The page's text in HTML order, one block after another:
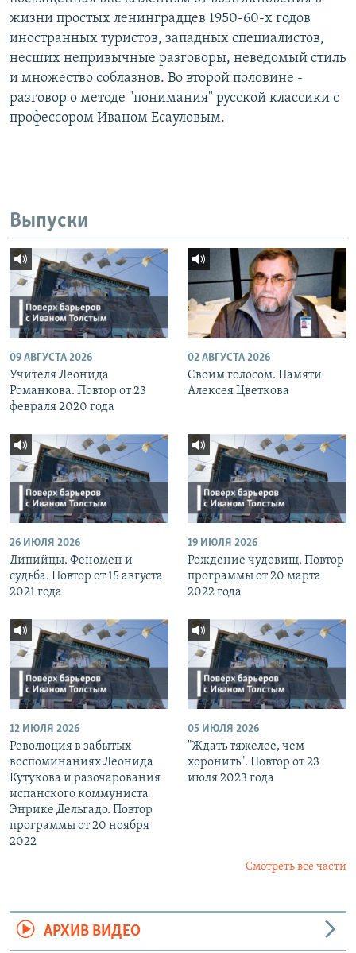
жизни простых ленинградцев 1950-60-х годов
иностранных туристов, западных специалистов,
несших непривычные разговоры, неведомый стиль
и множество соблазнов. Во второй половине -
разговор о методе "понимания" русской классики с
профессором Иваном Есауловым.
Выпуски
09 АВГУСТА 2026
Учителя Леонида
Романкова. Повтор от 23
февраля 2020 года
02 АВГУСТА 2026
Своим голосом. Памяти
Алексея Цветкова
26 ИЮЛЯ 2026
Дипийцы. Феномен и
судьба. Повтор от 15 августа
2021 года
19 ИЮЛЯ 2026
Рождение чудовищ. Повтор
программы от 20 марта
2022 года
12 ИЮЛЯ 2026
Революция в забытых
воспоминаниях Леонида
Кутукова и разочарования
испанского коммуниста
Энрике Дельгадо. Повтор
программы от 20 ноября
2022
05 ИЮЛЯ 2026
"Ждать тяжелее, чем
хоронить". Повтор от 23
июля 2023 года
Смотреть все части
АРХИВ ВИДЕО